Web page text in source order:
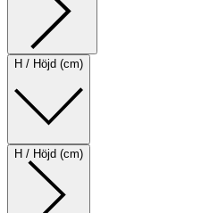
H / Höjd (cm)
H / Höjd (cm)